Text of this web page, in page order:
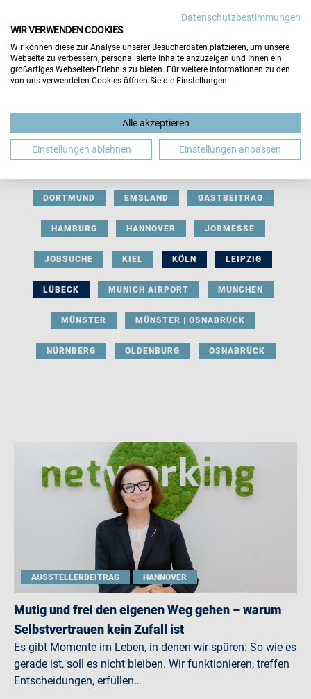
BERUFLICHE ORIENTIERUNG BEWERBUNG
DORTMUND EMSLAND GASTBEITRAG
HAMBURG HANNOVER JOBMESSE
JOBSUCHE KIEL KÖLN LEIPZIG
LÜBECK MUNICH AIRPORT MÜNCHEN
MÜNSTER MÜNSTER | OSNABRÜCK
NÜRNBERG OLDENBURG OSNABRÜCK
AUSSTELLERBEITRAG HANNOVER
Mutig und frei den eigenen Weg gehen – warum
Selbstvertrauen kein Zufall ist
Es gibt Momente im Leben, in denen wir spüren: So wie es
gerade ist, soll es nicht bleiben. Wir funktionieren, treffen
Entscheidungen, erfüllen…
Datenschutzbestimmungen
WIR VERWENDEN COOKIES
Wir können diese zur Analyse unserer Besucherdaten platzieren, um unsere
Webseite zu verbessern, personalisierte Inhalte anzuzeigen und Ihnen ein
großartiges Webseiten-Erlebnis zu bieten. Für weitere Informationen zu den
von uns verwendeten Cookies öffnen Sie die Einstellungen.
Alle akzeptieren
Einstellungen ablehnen Einstellungen anpassen